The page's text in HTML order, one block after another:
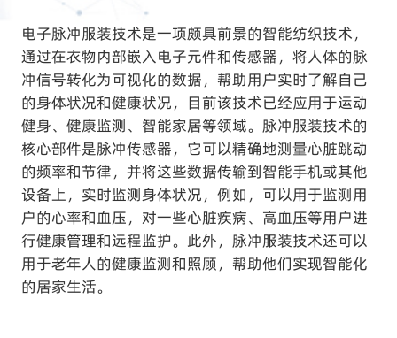
电子脉冲服装技术是一项颇具前景的智能纺织技术，
通过在衣物内部嵌入电子元件和传感器，将人体的脉
冲信号转化为可视化的数据，帮助用户实时了解自己
的身体状况和健康状况，目前该技术已经应用于运动
健身、健康监测、智能家居等领域。脉冲服装技术的
核心部件是脉冲传感器，它可以精确地测量心脏跳动
的频率和节律，并将这些数据传输到智能手机或其他
设备上，实时监测身体状况，例如，可以用于监测用
户的心率和血压，对一些心脏疾病、高血压等用户进
行健康管理和远程监护。此外，脉冲服装技术还可以
用于老年人的健康监测和照顾，帮助他们实现智能化
的居家生活。